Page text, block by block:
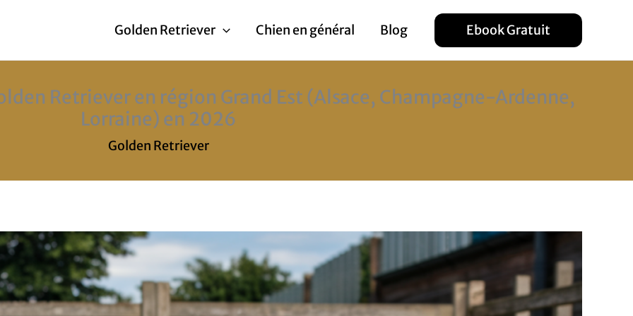
Golden Retriever Chien en général Blog Ebook Gratuit
Retriever en région Grand Est (Alsace, Champagne-Ardenne,
Lorraine) en 2026
Golden Retriever